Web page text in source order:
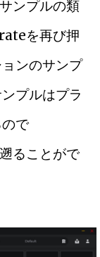
ンプルの類
を再び押
ンのサンプ
プルはプラ
で
ることがで